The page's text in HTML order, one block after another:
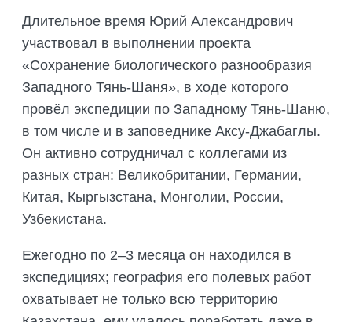
Длительное время Юрий Александрович
участвовал в выполнении проекта
«Сохранение биологического разнообразия
Западного Тянь-Шаня», в ходе которого
провёл экспедиции по Западному Тянь-Шаню,
в том числе и в заповеднике Аксу-Джабаглы.
Он активно сотрудничал с коллегами из
разных стран: Великобритании, Германии,
Китая, Кыргызстана, Монголии, России,
Узбекистана.
Ежегодно по 2–3 месяца он находился в
экспедициях; география его полевых работ
охватывает не только всю территорию